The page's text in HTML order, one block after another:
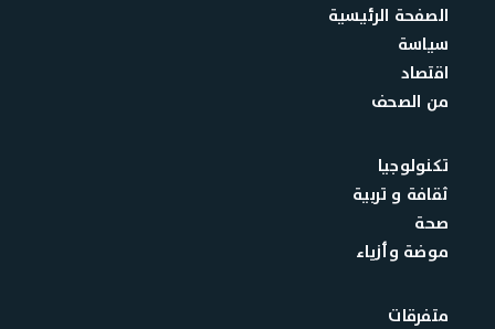
الصفحة الرئيسية
سياسة
اقتصاد
من الصحف
تكنولوجيا
ثقافة و تربية
صحة
موضة وأزياء
متفرقات